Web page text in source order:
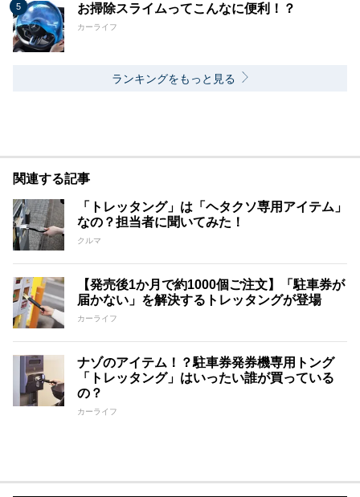
お掃除スライムってこんなに便利！？
カーライフ
ランキングをもっと見る
関連する記事
「トレッタング」は「ヘタクソ専用アイテム」
なの？担当者に聞いてみた！
クルマ
【発売後1か月で約1000個ご注文】「駐車券が
届かない」を解決するトレッタングが登場
カーライフ
ナゾのアイテム！？駐車券発券機専用トング
「トレッタング」はいったい誰が買っている
の？
カーライフ